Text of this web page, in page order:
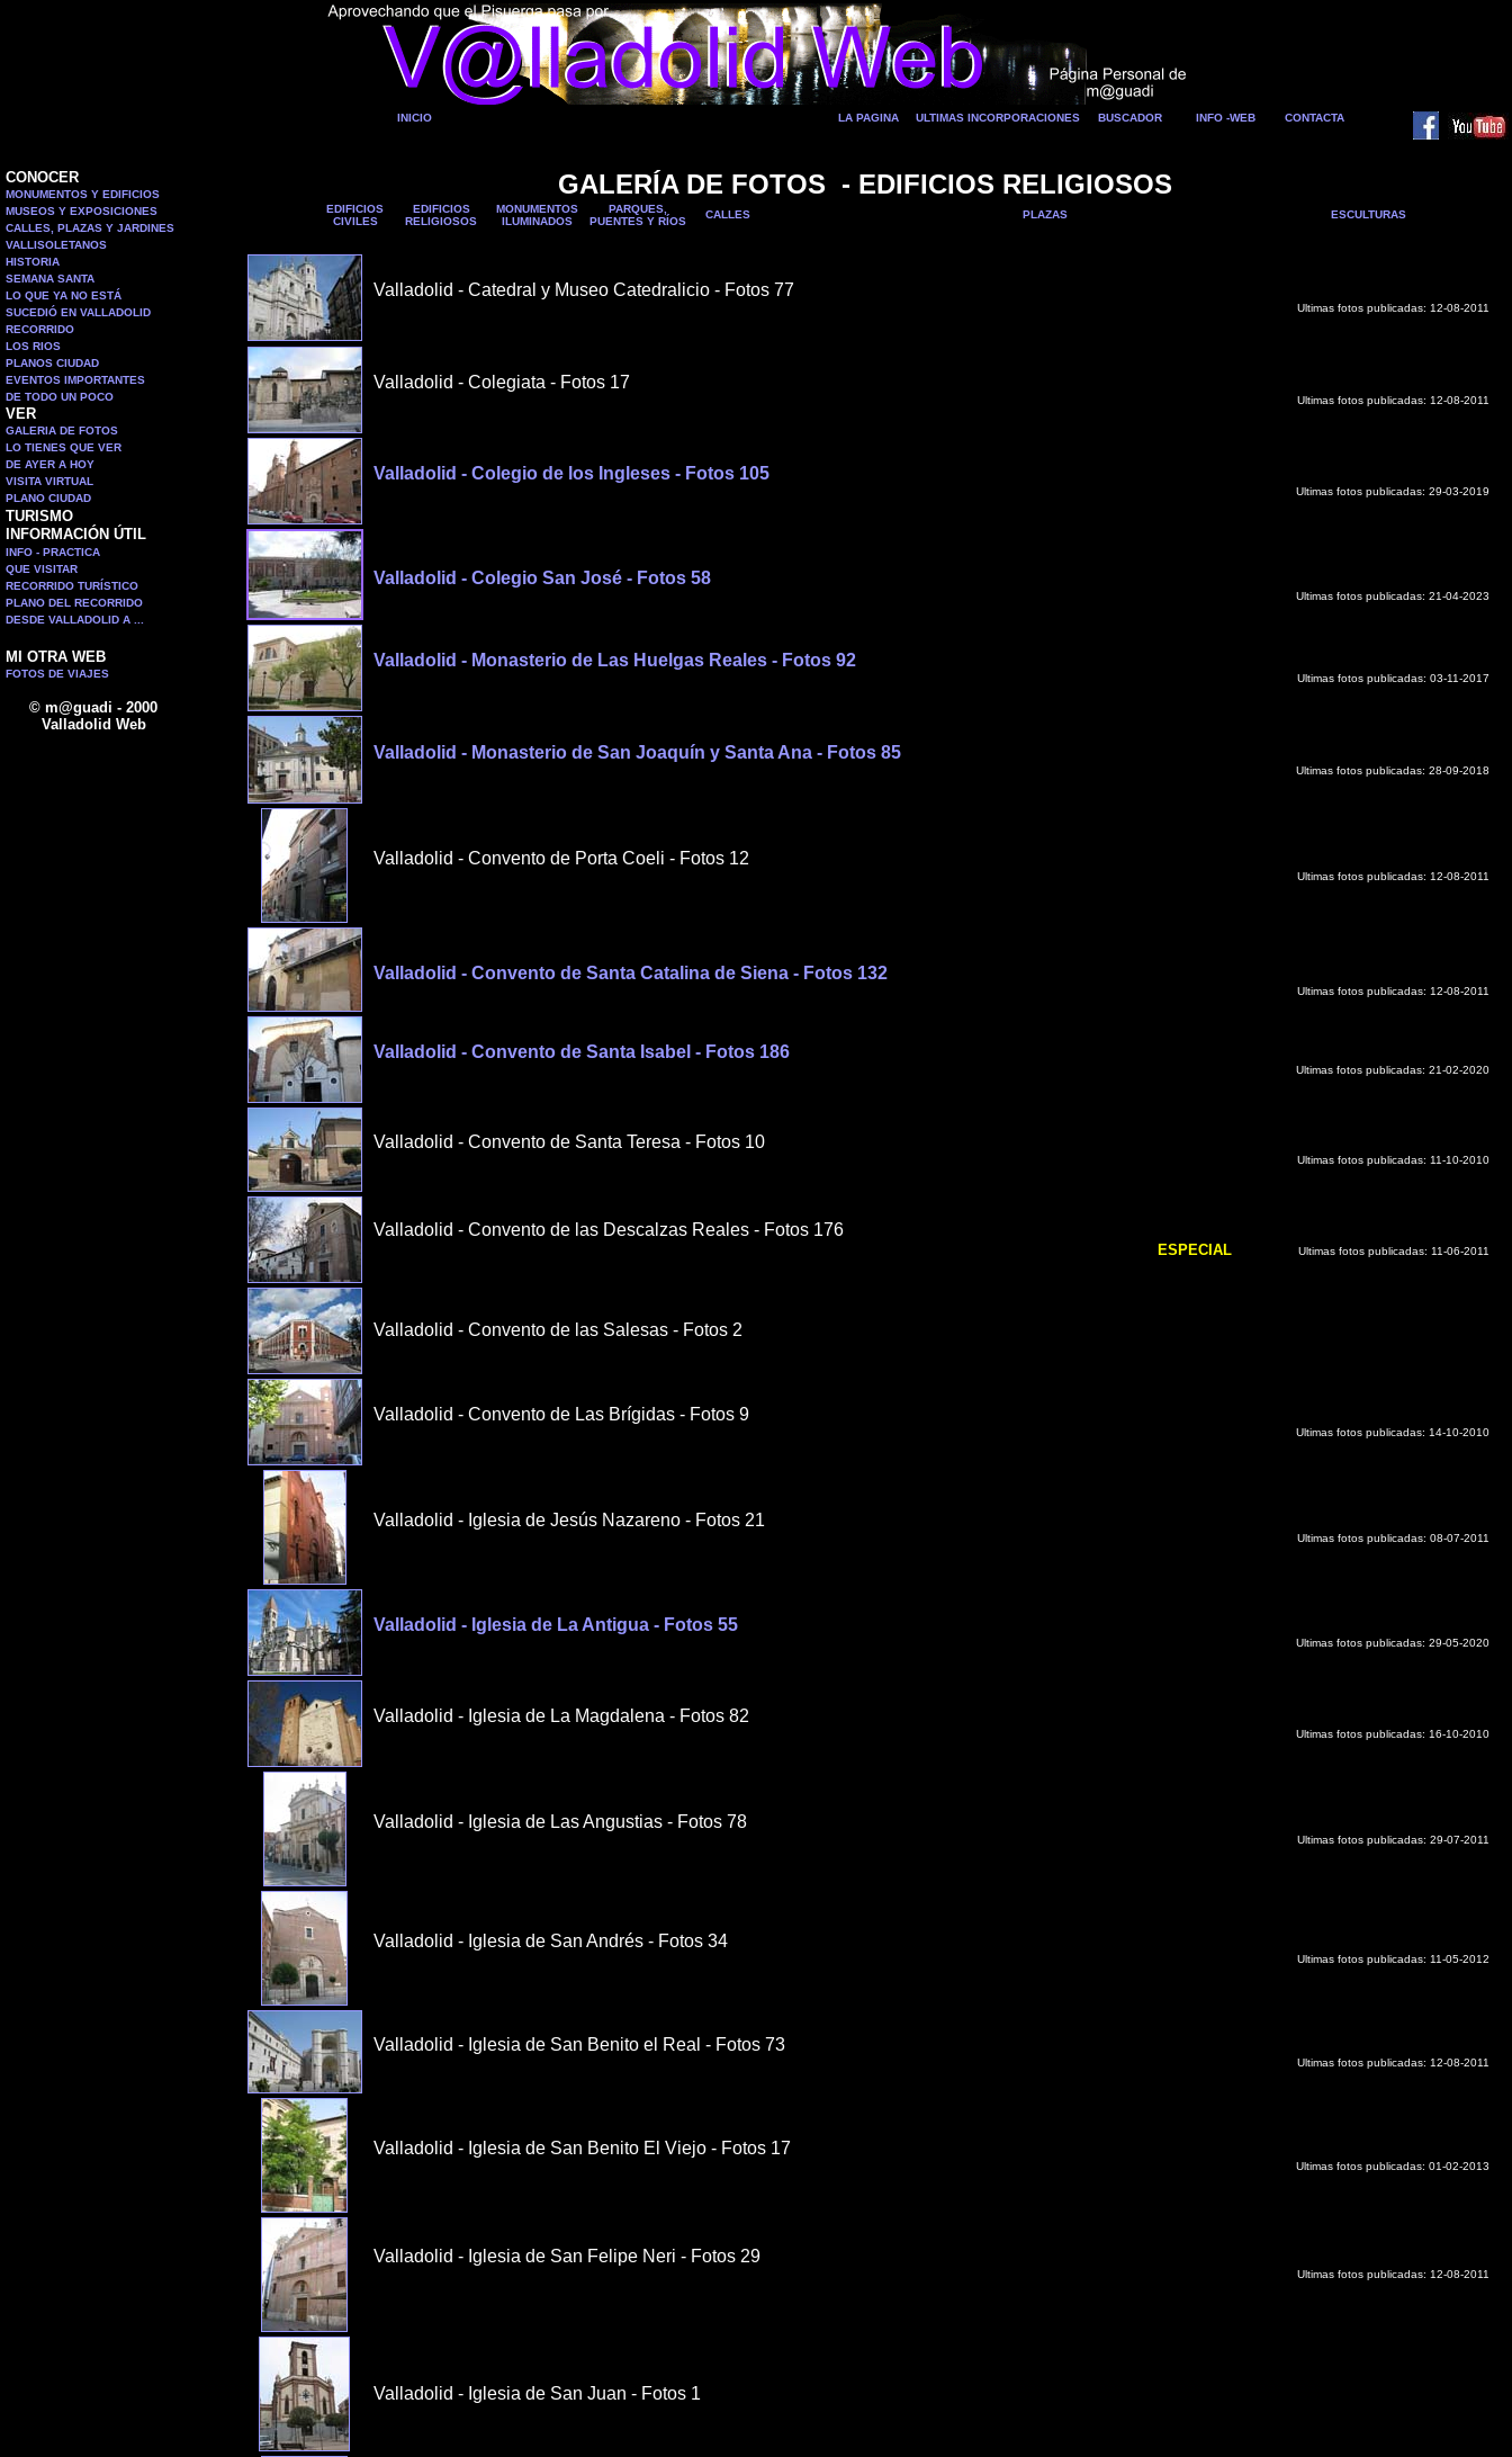
INICIO LA PAGINA ULTIMAS INCORPORACIONES BUSCADOR INFO -WEB CONTACTA
CONOCER
MONUMENTOS Y EDIFICIOS
MUSEOS Y EXPOSICIONES
CALLES, PLAZAS Y JARDINES
VALLISOLETANOS
HISTORIA
SEMANA SANTA
LO QUE YA NO ESTÁ
SUCEDIÓ EN VALLADOLID
RECORRIDO
LOS RIOS
PLANOS CIUDAD
EVENTOS IMPORTANTES
DE TODO UN POCO
VER
GALERIA DE FOTOS
LO TIENES QUE VER
DE AYER A HOY
VISITA VIRTUAL
PLANO CIUDAD
TURISMO
INFORMACIÓN ÚTIL
INFO - PRACTICA
QUE VISITAR
RECORRIDO TURÍSTICO
PLANO DEL RECORRIDO
DESDE VALLADOLID A ...
MI OTRA WEB
FOTOS DE VIAJES
© m@guadi - 2000
Valladolid Web
GALERÍA DE FOTOS - EDIFICIOS RELIGIOSOS
EDIFICIOS
CIVILES
EDIFICIOS
RELIGIOSOS
MONUMENTOS
ILUMINADOS
PARQUES,
PUENTES Y RÍOS
CALLES PLAZAS ESCULTURAS
Valladolid - Catedral y Museo Catedralicio - Fotos 77
Ultimas fotos publicadas: 12-08-2011
Valladolid - Colegiata - Fotos 17
Ultimas fotos publicadas: 12-08-2011
Valladolid - Colegio de los Ingleses - Fotos 105
Ultimas fotos publicadas: 29-03-2019
Valladolid - Colegio San José - Fotos 58
Ultimas fotos publicadas: 21-04-2023
Valladolid - Monasterio de Las Huelgas Reales - Fotos 92
Ultimas fotos publicadas: 03-11-2017
Valladolid - Monasterio de San Joaquín y Santa Ana - Fotos 85
Ultimas fotos publicadas: 28-09-2018
Valladolid - Convento de Porta Coeli - Fotos 12
Ultimas fotos publicadas: 12-08-2011
Valladolid - Convento de Santa Catalina de Siena - Fotos 132
Ultimas fotos publicadas: 12-08-2011
Valladolid - Convento de Santa Isabel - Fotos 186
Ultimas fotos publicadas: 21-02-2020
Valladolid - Convento de Santa Teresa - Fotos 10
Ultimas fotos publicadas: 11-10-2010
Valladolid - Convento de las Descalzas Reales - Fotos 176
ESPECIAL Ultimas fotos publicadas: 11-06-2011
Valladolid - Convento de las Salesas - Fotos 2
Valladolid - Convento de Las Brígidas - Fotos 9
Ultimas fotos publicadas: 14-10-2010
Valladolid - Iglesia de Jesús Nazareno - Fotos 21
Ultimas fotos publicadas: 08-07-2011
Valladolid - Iglesia de La Antigua - Fotos 55
Ultimas fotos publicadas: 29-05-2020
Valladolid - Iglesia de La Magdalena - Fotos 82
Ultimas fotos publicadas: 16-10-2010
Valladolid - Iglesia de Las Angustias - Fotos 78
Ultimas fotos publicadas: 29-07-2011
Valladolid - Iglesia de San Andrés - Fotos 34
Ultimas fotos publicadas: 11-05-2012
Valladolid - Iglesia de San Benito el Real - Fotos 73
Ultimas fotos publicadas: 12-08-2011
Valladolid - Iglesia de San Benito El Viejo - Fotos 17
Ultimas fotos publicadas: 01-02-2013
Valladolid - Iglesia de San Felipe Neri - Fotos 29
Ultimas fotos publicadas: 12-08-2011
Valladolid - Iglesia de San Juan - Fotos 1